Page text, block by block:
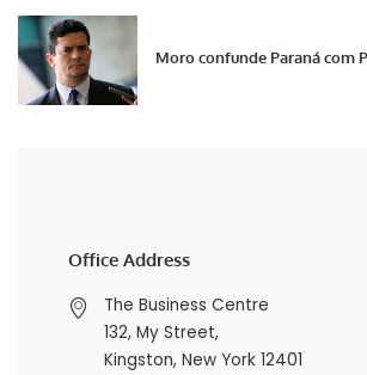
Moro confunde Paraná com
Office Address
The Business Centre
132, My Street,
Kingston, New York 12401